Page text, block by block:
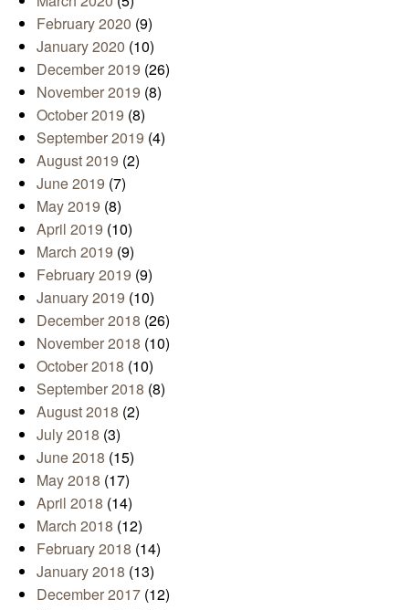
February 2020 (9)
January 2020 (10)
December 2019 (26)
November 2019 (8)
October 2019 (8)
September 2019 (4)
August 2019 (2)
June 2019 (7)
May 2019 (8)
April 2019 (10)
March 2019 (9)
February 2019 (9)
January 2019 (10)
December 2018 (26)
November 2018 (10)
October 2018 (10)
September 2018 (8)
August 2018 (2)
July 2018 (3)
June 2018 (15)
May 2018 (17)
April 2018 (14)
March 2018 (12)
February 2018 (14)
January 2018 (13)
December 2017 (12)